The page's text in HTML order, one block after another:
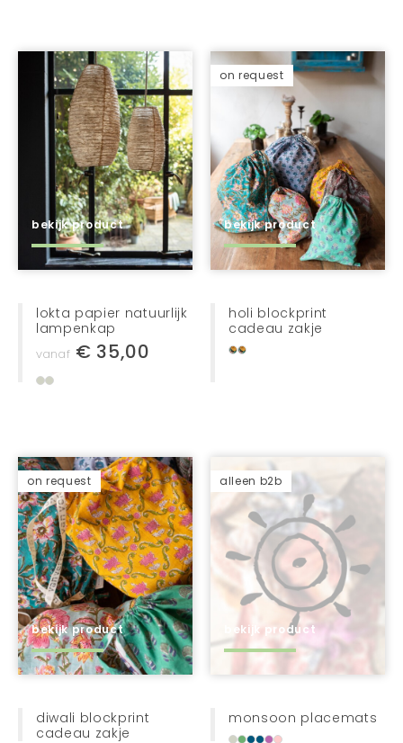
bekijk product
lokta papier natuurlijk
lampenkap
vanaf € 35,00
on request
bekijk product
holi blockprint
cadeau zakje
on request
bekijk product
diwali blockprint
cadeau zakje
alleen b2b
bekijk product
monsoon placemats